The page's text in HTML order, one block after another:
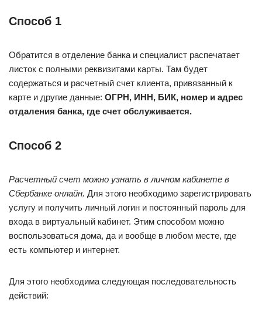
Способ 1
Обратится в отделение банка и специалист распечатает
листок с полными реквизитами карты. Там будет
содержаться и расчетный счет клиента, привязанный к
карте и другие данные: ОГРН, ИНН, БИК, номер и адрес
отдаления банка, где счет обслуживается.
Способ 2
Расчетный счет можно узнать в личном кабинете в
Сбербанке онлайн. Для этого необходимо зарегистрировать
услугу и получить личный логин и постоянный пароль для
входа в виртуальный кабинет. Этим способом можно
воспользоваться дома, да и вообще в любом месте, где
есть компьютер и интернет.
Для этого необходима следующая последовательность
действий: